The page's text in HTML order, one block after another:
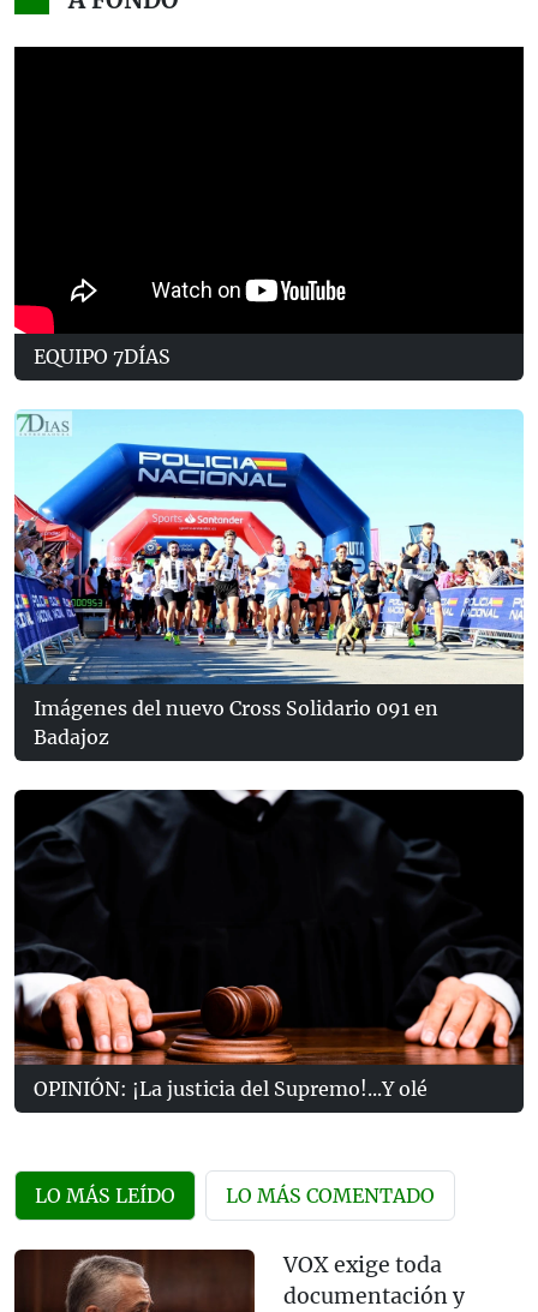
EQUIPO 7DÍAS
Imágenes del nuevo Cross Solidario 091 en
Badajoz
OPINIÓN: ¡La justicia del Supremo!...Y olé
LO MÁS LEÍDO LO MÁS COMENTADO
VOX exige toda
documentación y